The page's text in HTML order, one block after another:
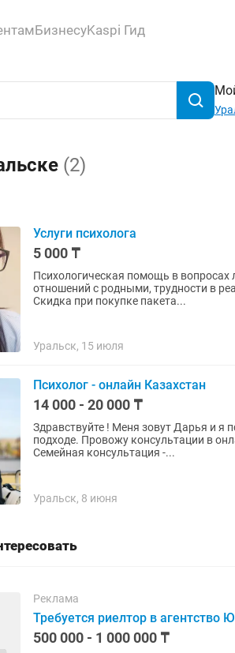
БизнесуKaspi Гид
(2)
Услуги психолога
5 000 ₸
Психологическая помощь в
отношений с родными, трудности в
Скидка при покупке пакета...
Уральск, 15 июля
Психолог - онлайн Казахстан
14 000 - 20 000 ₸
Здравствуйте ! Меня зовут Дарья и я
подходе. Провожу консультации в онлайн-формате. Индивидуальная
Семейная консультация -...
Уральск, 8 июня
Реклама
Требуется риелтор в агентство
500 000 - 1 000 000 ₸